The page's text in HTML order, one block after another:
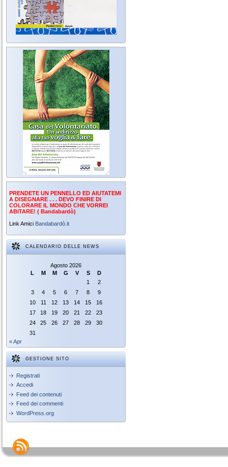
PRENDETE UN PENNELLO ED AIUTATEMI
A DISEGNARE . . . DEVO FINIRE DI
COLORARE IL MONDO CHE VORREI
ABITARE! ( Bandabardò)
Link Amici Bandabardò.it
CALENDARIO DELLE NEWS
Agosto 2026
L
M M G V S
D
1
2
3
4 5 6 7 8
9
10
11 12 13 14 15
16
17
18 19 20 21 22
23
24
25 26 27 28 29
30
31
« Apr
GESTIONE SITO
Registrati
Accedi
Feed dei contenuti
Feed dei commenti
WordPress.org